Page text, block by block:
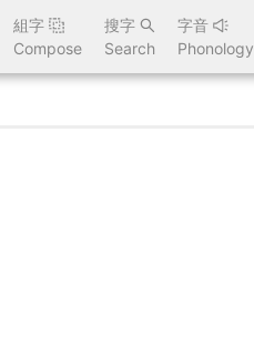
組字
Compose
搜字
Search
字音
Phonology